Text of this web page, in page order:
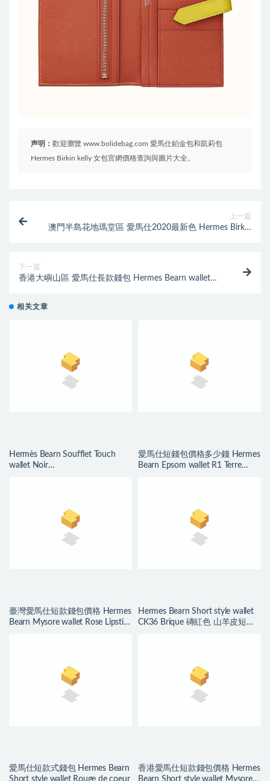
声明： 歡迎瀏覽 www.bolidebag.com 愛馬仕鉑金包和凱莉包
Hermes Birkin kelly 女包官網價格查詢與圖片大全。
上一篇
澳門半島花地瑪堂區 愛馬仕2020最新色 Hermes Birkin
下一篇
香港大嶼山區 愛馬仕長款錢包 Hermes Bearn wallet
相关文章
Hermès Bearn Soufflet Touch
wallet Noir
愛馬仕短錢包價格多少錢 Hermes
Bearn Epsom wallet R1 Terre
臺灣愛馬仕短款錢包價格 Hermes
Bearn Mysore wallet Rose Lipstick
Hermes Bearn Short style wallet
CK36 Brique 磚紅色 山羊皮短錢
愛馬仕短款式錢包 Hermes Bearn
Short style wallet Rouge de coeur
香港愛馬仕短款錢包價格 Hermes
Bearn Short style wallet Mysore